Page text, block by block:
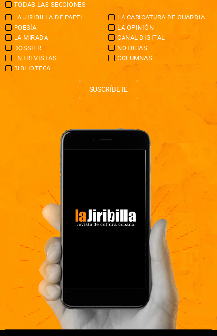
TODAS LAS SECCIONES
LA JIRIBILLA DE PAPEL
LA CARICATURA DE GUARDIA
POESÍA
LA OPINIÓN
LA MIRADA
CANAL DIGITAL
DOSSIER
NOTICIAS
ENTREVISTAS
COLUMNAS
BIBLIOTECA
SUSCRÍBETE